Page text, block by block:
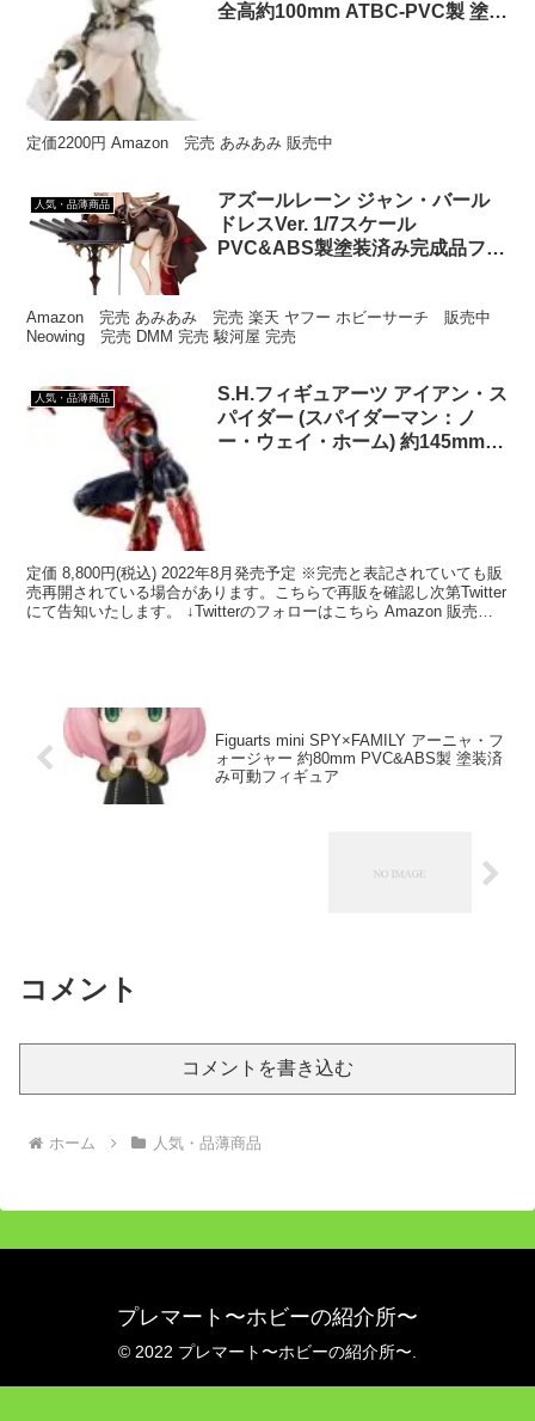
全高約100mm ATBC-PVC製 塗装
定価2200円 Amazon 完売 あみあみ 販売中
人気・品薄商品
アズールレーン ジャン・バール
ドレスVer. 1/7スケール
PVC&ABS製塗装済み完成品フィ
Amazon 完売 あみあみ 完売 楽天 ヤフー ホビーサーチ 販売中
Neowing 完売 DMM 完売 駿河屋 完売
人気・品薄商品
S.H.フィギュアーツ アイアン・ス
パイダー (スパイダーマン：ノ
ー・ウェイ・ホーム) 約145mm
定価 8,800円(税込) 2022年8月発売予定 ※完売と表記されていても販
売再開されている場合があります。こちらで再販を確認し次第Twitter
にて告知いたします。 ↓Twitterのフォローはこちら Amazon 販売
Figuarts mini SPY×FAMILY アーニャ・フ
ォージャー 約80mm PVC&ABS製 塗装済
み可動フィギュア
コメント
コメントを書き込む
ホーム 人気・品薄商品
プレマート〜ホビーの紹介所〜
© 2022 プレマート〜ホビーの紹介所〜.